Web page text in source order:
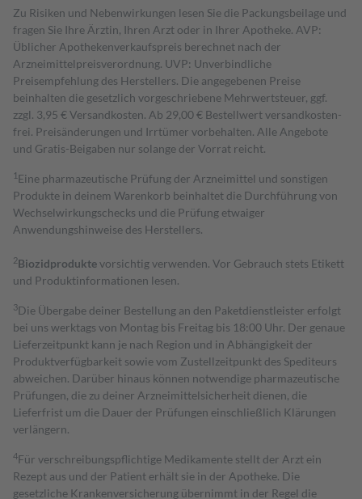
Zu Risiken und Nebenwirkungen lesen Sie die Packungsbeilage und
fragen Sie Ihre Ärztin, Ihren Arzt oder in Ihrer Apotheke. AVP:
Üblicher Apothekenverkaufspreis berechnet nach der
Arzneimittelpreisverordnung. UVP: Unverbindliche
Preisempfehlung des Herstellers. Die angegebenen Preise
beinhalten die gesetzlich vorgeschriebene Mehrwertsteuer, ggf.
zzgl. 3,95 € Versandkosten. Ab 29,00 € Bestell­wert versand­kosten­
frei. Preisänderungen und Irrtümer vorbehalten. Alle Angebote
und Gratis-Beigaben nur solange der Vorrat reicht.
1 Eine pharmazeutische Prüfung der Arzneimittel und sonstigen
Produkte in deinem Warenkorb beinhaltet die Durchführung von
Wechselwirkungschecks und die Prüfung etwaiger
Anwendungshinweise des Herstellers.
2Biozidproduktevorsichtig verwenden. Vor Gebrauch stets Etikett
und Produktinformationen lesen.
3Die Übergabe deiner Bestellung an den Paketdienstleister erfolgt
bei uns werktags von Montag bis Freitag bis 18:00 Uhr. Der genaue
Lieferzeitpunkt kann je nach Region und in Abhängigkeit der
Produktverfügbarkeit sowie vom Zustellzeitpunkt des Spediteurs
abweichen. Darüber hinaus können notwendige pharmazeutische
Prüfungen, die zu deiner Arzneimittelsicherheit dienen, die
Lieferfrist um die Dauer der Prüfungen einschließlich Klärungen
verlängern.
4Für verschreibungspflichtige Medikamente stellt der Arzt ein
Rezept aus und der Patient erhält sie in der Apotheke. Die
gesetzliche Krankenversicherung übernimmt in der Regel die